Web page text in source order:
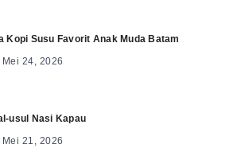
Kopi Susu Favorit Anak Muda Batam
Mei 24, 2026
usul Nasi Kapau
Mei 21, 2026